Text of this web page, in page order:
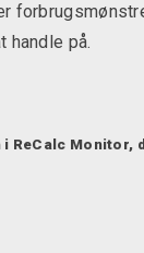
handle på.
ReCalc Monitor,